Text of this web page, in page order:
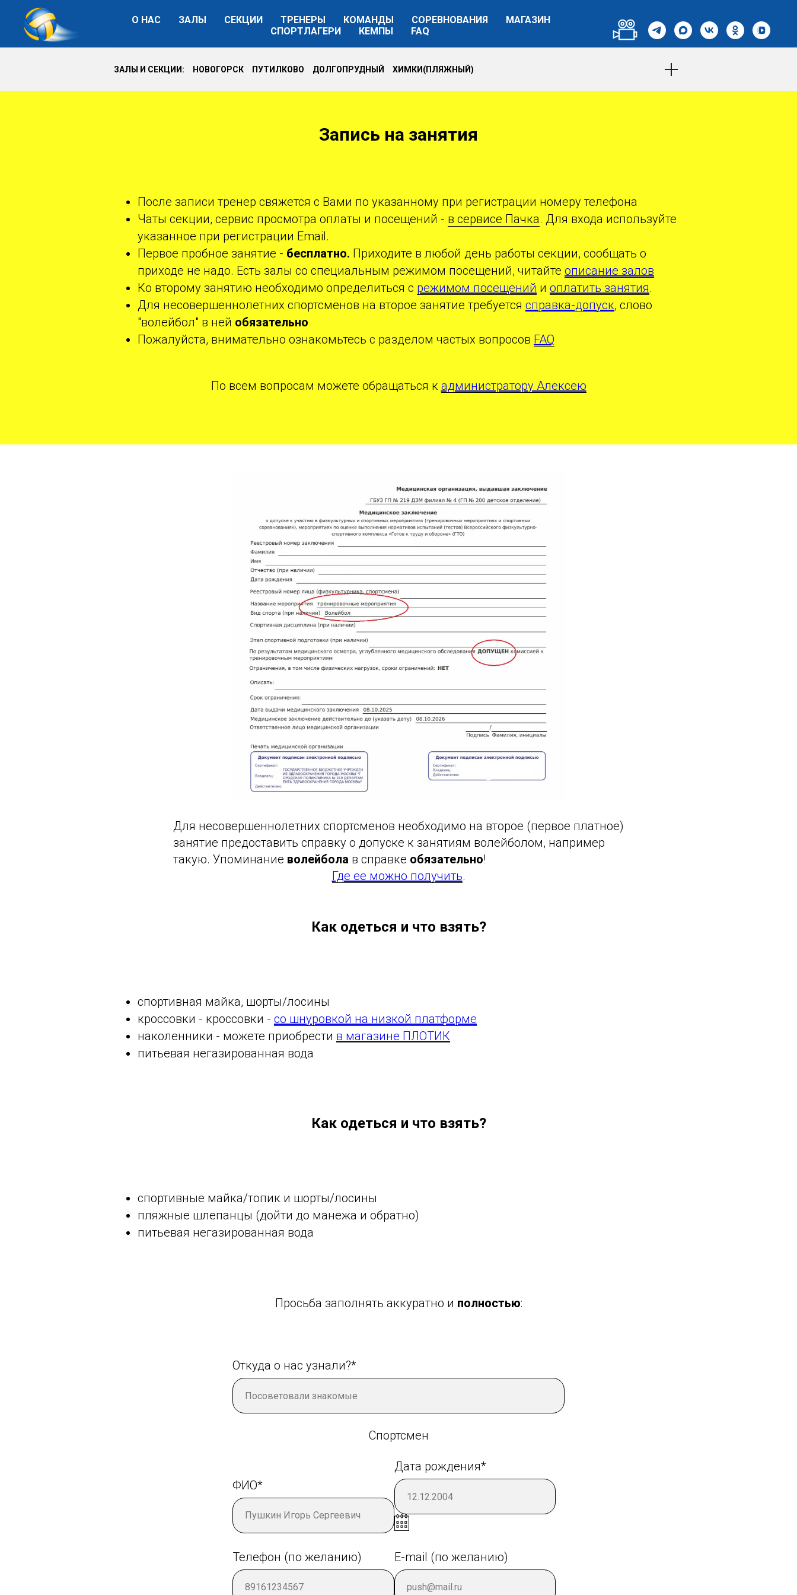
О НАС ЗАЛЫ СЕКЦИИ ТРЕНЕРЫ КОМАНДЫ СОРЕВНОВАНИЯ
МАГАЗИН
СПОРТЛАГЕРИ
КЕМПЫ FAQ
ЗАЛЫ И СЕКЦИИ: НОВОГОРСК ПУТИЛКОВО ДОЛГОПРУДНЫЙ ХИМКИ(ПЛЯЖНЫЙ)
Запись на занятия
После записи тренер свяжется с Вами по указанному при регистрации номеру телефона
Чаты секции, сервис просмотра оплаты и посещений - в сервисе Пачка. Для входа используйте
указанное при регистрации Email.
Первое пробное занятие - бесплатно. Приходите в любой день работы секции, сообщать о
приходе не надо. Есть залы со специальным режимом посещений, читайте описание залов
Ко второму занятию необходимо определиться с режимом посещений и оплатить занятия.
Для несовершеннолетних спортсменов на второе занятие требуется справка-допуск, слово
"волейбол" в ней обязательно
Пожалуйста, внимательно ознакомьтесь с разделом частых вопросов FAQ
По всем вопросам можете обращаться к администратору Алексею
Для несовершеннолетних спортсменов необходимо на второе (первое платное)
занятие предоставить справку о допуске к занятиям волейболом, например
такую. Упоминание волейбола в справке обязательно!
Где ее можно получить.
Как одеться и что взять?
спортивная майка, шорты/лосины
кроссовки - кроссовки - со шнуровкой на низкой платформе
наколенники - можете приобрести в магазине ПЛОТИК
питьевая негазированная вода
Как одеться и что взять?
спортивные майка/топик и шорты/лосины
пляжные шлепанцы (дойти до манежа и обратно)
питьевая негазированная вода
Просьба заполнять аккуратно и полностью:
Откуда о нас узнали?*
Спортсмен
ФИО*
Дата рождения*
Телефон (по желанию) E-mail (по желанию)